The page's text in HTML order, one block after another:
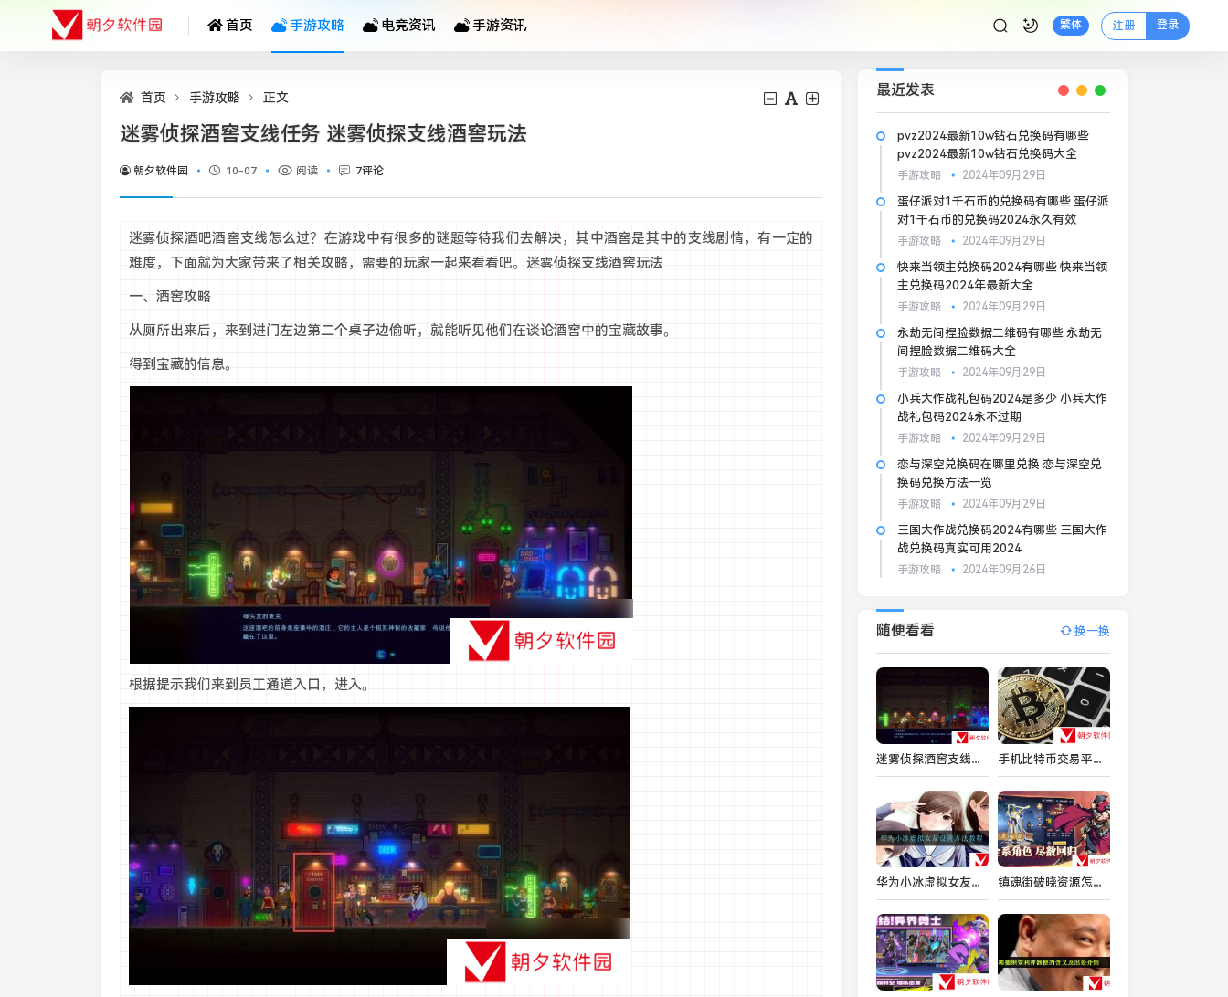
首页 手游攻略 电竞资讯 手游资讯 繁体 注册 登录
首页 手游攻略 正文
迷雾侦探酒窖支线任务 迷雾侦探支线酒窖玩法
朝夕软件园 10-07 阅读 7评论
迷雾侦探酒吧酒窖支线怎么过？在游戏中有很多的谜题等待我们去解决，其中酒窖是其中的支线剧情，有一定的
难度，下面就为大家带来了相关攻略，需要的玩家一起来看看吧。迷雾侦探支线酒窖玩法
一、酒窖攻略
从厕所出来后，来到进门左边第二个桌子边偷听，就能听见他们在谈论酒窖中的宝藏故事。
得到宝藏的信息。
根据提示我们来到员工通道入口，进入。
最近发表
pvz2024最新10w钻石兑换码有哪些
pvz2024最新10w钻石兑换码大全
手游攻略 2024年09月29日
蛋仔派对1千石币的兑换码有哪些 蛋仔派
对1千石币的兑换码2024永久有效
手游攻略 2024年09月29日
快来当领主兑换码2024有哪些 快来当领
主兑换码2024年最新大全
手游攻略 2024年09月29日
永劫无间捏脸数据二维码有哪些 永劫无
间捏脸数据二维码大全
手游攻略 2024年09月29日
小兵大作战礼包码2024是多少 小兵大作
战礼包码2024永不过期
手游攻略 2024年09月29日
恋与深空兑换码在哪里兑换 恋与深空兑
换码兑换方法一览
手游攻略 2024年09月29日
三国大作战兑换码2024有哪些 三国大作
战兑换码真实可用2024
手游攻略 2024年09月26日
随便看看 换一换
迷雾侦探酒窖支线任务 迷雾侦探支线酒窖玩法 手机比特币交易平台有哪些优点？手机比特币交易平台优点分享
华为小冰虚拟女友怎么设置-华为小冰虚拟女友设置方法 镇魂街破晓资源怎么分配 镇魂街破晓资源分配攻略